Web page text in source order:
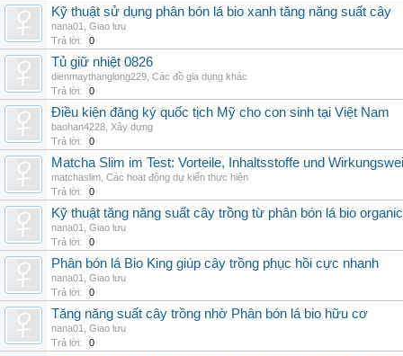
Kỹ thuật sử dụng phân bón lá bio xanh tăng năng suất cây
nana01
Giao lưu
Trả lời:
0
Tủ giữ nhiệt 0826
dienmaythanglong229 Các đồ gia dụng khác
Trả lời:
0
Điều kiện đăng ký quốc tịch Mỹ cho con sinh tại Việt Nam
baohan4228 Xây dựng
Trả lời:
0
Matcha Slim im Test: Vorteile, Inhaltsstoffe und
matchaslim Các hoạt động dự kiến thực hiện
Trả lời:
0
Kỹ thuật tăng năng suất cây trồng từ phân bón lá bio organic
nana01
Giao lưu
Trả lời:
0
Phân bón lá Bio King giúp cây trồng phục hồi cực nhanh
nana01
Giao lưu
Trả lời:
0
Tăng năng suất cây trồng nhờ Phân bón lá bio hữu cơ
nana01
Giao lưu
Trả lời:
0